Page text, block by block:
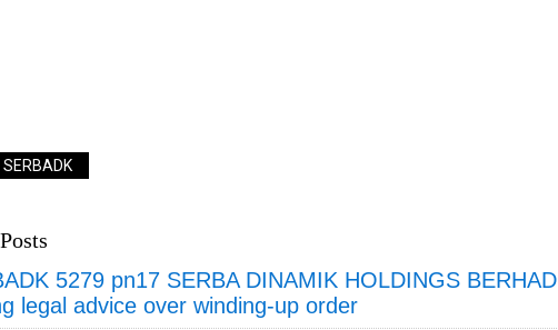
SERBADK
5279 pn17 SERBA DINAMIK HOLDINGS BERHAD
legal advice over winding-up order